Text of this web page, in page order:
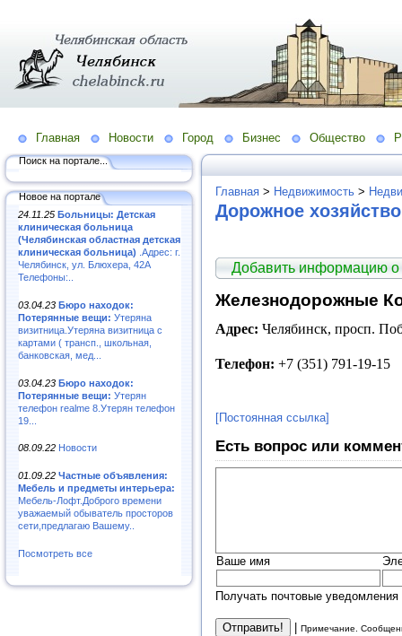
Главная Новости Город Бизнес Общество
Поиск на портале...
Новое на портале
24.11.25 Больницы: Детская
клиническая больница
(Челябинская областная детская
клиническая больница) .Адрес: г.
Челябинск, ул. Блюхера, 42А
Телефоны:..
03.04.23 Бюро находок:
Потерянные вещи: Утеряна
визитница.Утеряна визитница с
картами ( трансп., школьная,
банковская, мед...
03.04.23 Бюро находок:
Потерянные вещи: Утерян
телефон realme 8.Утерян телефон
19...
08.09.22 Новости
01.09.22 Частные объявления:
Мебель и предметы интерьера:
Мебель-Лофт.Доброго времени
уважаемый обыватель просторов
сети,предлагаю Вашему..
Посмотреть все
Главная > Недвижимость >
Дорожное хозяйство
Добавить информацию о
Железнодорожные
Адрес: Челябинск, просп.
Телефон: +7 (351) 791-19-15
[Постоянная ссылка]
Есть вопрос или
Ваше имя
Получать почтовые
Примечание.